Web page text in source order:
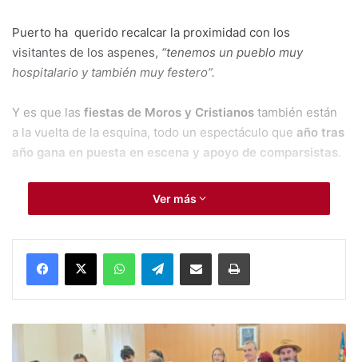
Puerto ha querido recalcar la proximidad con los
visitantes de los aspenes, “tenemos un pueblo muy
hospitalario y también muy festero”.
Y es que las fiestas de Moros y Cristianos también están
a la vuelta de la esquina, todo un espectáculo que año tras
año gana en puesta en escena y apoyo de comparsistas.
Les dejamos con la entrevista que mantuvimos con
Antonio Puerto, en la que hace también extensiva su
turísticos y su rica gastronomía.
Ver más
WhatsAppTelegramCompartir por Mail Imprimir